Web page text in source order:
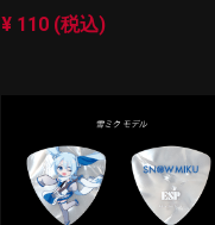
¥ 110 (税込)